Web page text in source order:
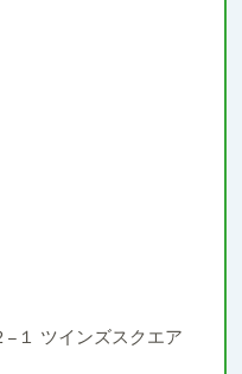
１ ツインズスクエア